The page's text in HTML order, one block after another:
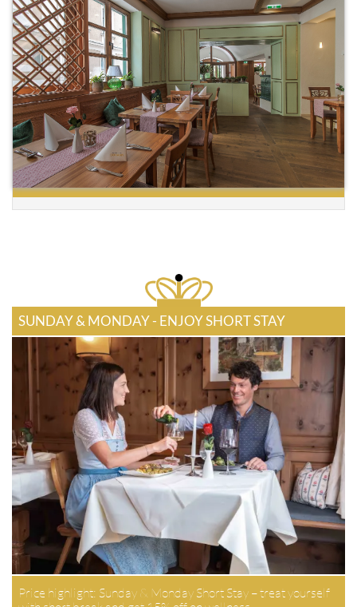
SUNDAY & MONDAY - ENJOY SHORT STAY
Price highlight: Sunday & Monday Short Stay – treat yourself